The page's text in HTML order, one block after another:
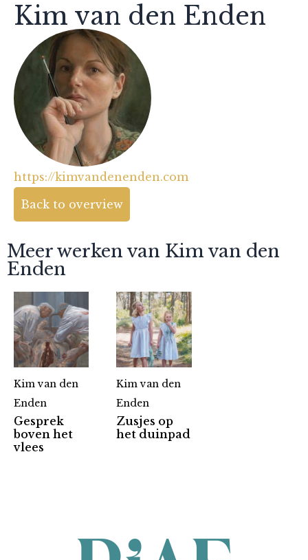
Kim van den Enden
https://kimvandenenden.com
Back to overview
Meer werken van Kim van den
Enden
Kim van den
Enden
Gesprek
boven het
vlees
Kim van den
Enden
Zusjes op
het duinpad
Partners